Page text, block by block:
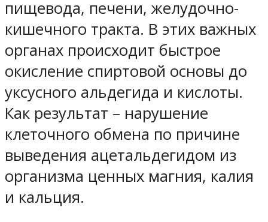
пищевода, печени, желудочно-
кишечного тракта. В этих важных
органах происходит быстрое
окисление спиртовой основы до
уксусного альдегида и кислоты.
Как результат – нарушение
клеточного обмена по причине
выведения ацетальдегидом из
организма ценных магния, калия
и кальция.